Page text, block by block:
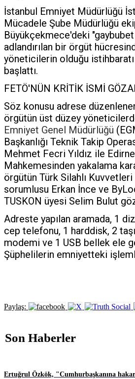
İstanbul Emniyet Müdürlüğü
Mücadele Şube Müdürlüğü
Büyükçekmece'deki
adlandırılan bir örgüt
yöneticilerin olduğu
başlattı.
FETÖ'NÜN KRİTİK İSMİ
Söz konusu adrese
örgütün üst düzey
Emniyet Genel Müdürlüğü
Başkanlığı Teknik Takip
Mehmet Fecri Yıldız ile
Mahkemesinden yakalama
örgütün Türk Silahlı
sorumlusu Erkan İnce ve
TUSKON üyesi Selim Bulut
Adreste yapılan aramada, 1
cep telefonu, 1 harddisk, 2
modemi ve 1 USB bellek ele
Şüphelilerin emniyetteki
Paylaş:
Son Haberler
Ertuğrul Özkök, "Cumhurbaşkanına